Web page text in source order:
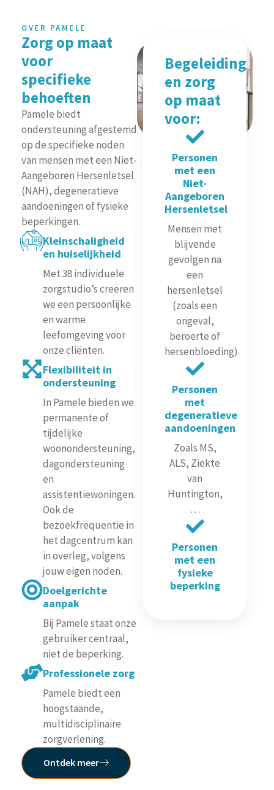
OVER PAMELE
Zorg op maat
voor
specifieke
behoeften
Pamele biedt
ondersteuning afgestemd
op de specifieke noden
van mensen met een Niet-
Aangeboren Hersenletsel
(NAH), degeneratieve
aandoeningen of fysieke
beperkingen.
Kleinschaligheid
en huiselijkheid
Met 38 individuele
zorgstudio’s creëren
we een persoonlijke
en warme
leefomgeving voor
onze cliënten.
Flexibiliteit in
ondersteuning
In Pamele bieden we
permanente of
tijdelijke
woonondersteuning,
dagondersteuning
en
assistentiewoningen.
Ook de
bezoekfrequentie in
het dagcentrum kan
in overleg, volgens
jouw eigen noden.
Doelgerichte
aanpak
Bij Pamele staat onze
gebruiker centraal,
niet de beperking.
Professionele zorg
Pamele biedt een
hoogstaande,
multidisciplinaire
zorgverlening.
Ontdek meer
Begeleiding
en zorg
op maat
voor:
Personen
met een
Niet-
Aangeboren
Hersenletsel
Mensen met
blijvende
gevolgen na
een
hersenletsel
(zoals een
ongeval,
beroerte of
hersenbloeding).
Personen
met
degeneratieve
aandoeningen
Zoals MS,
ALS, Ziekte
van
Huntington,
…
Personen
met een
fysieke
beperking